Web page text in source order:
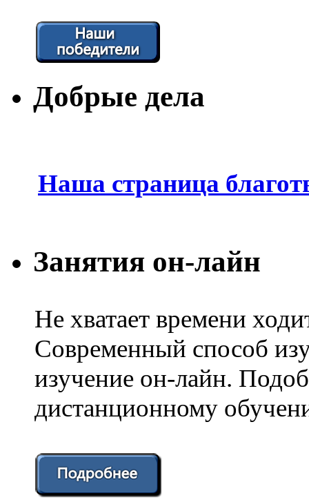
Добрые дела
Наша страница
Занятия он-лайн
Не хватает времени
Современный способ
изучение он-лайн.
дистанционному